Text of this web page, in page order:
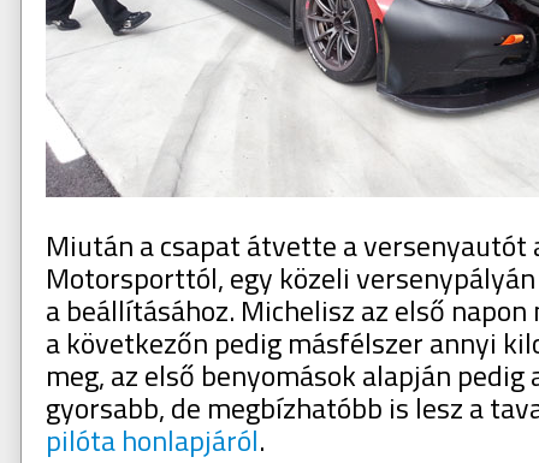
Miután a csapat átvette a versenyautót
Motorsporttól, egy közeli
a beállításához. Michelisz az első
a következőn pedig másfélszer annyi
meg, az első benyomások alapján pedig
gyorsabb, de megbízhatóbb is lesz a
pilóta honlapjáról.